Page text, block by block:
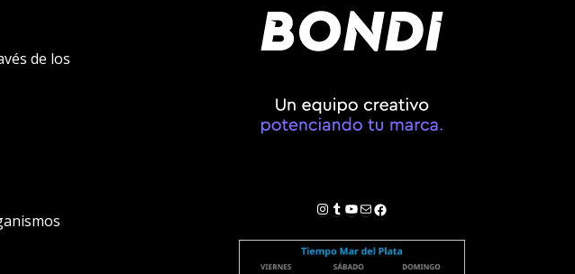
de los
Instagram
Tumblr
YouTube
Correo electrónico
Facebook